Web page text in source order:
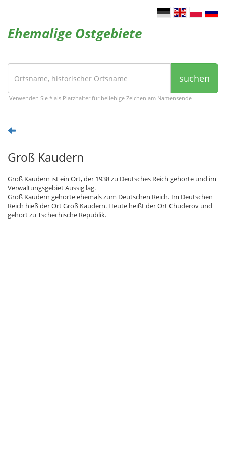
Ehemalige Ostgebiete
suchen
Verwenden Sie * als Platzhalter für beliebige Zeichen am Namensende
Groß Kaudern
Groß Kaudern ist ein Ort, der 1938 zu Deutsches Reich gehörte und im
Verwaltungsgebiet Aussig lag.
Groß Kaudern gehörte ehemals zum Deutschen Reich. Im Deutschen
Reich hieß der Ort Groß Kaudern. Heute heißt der Ort Chuderov und
gehört zu Tschechische Republik.